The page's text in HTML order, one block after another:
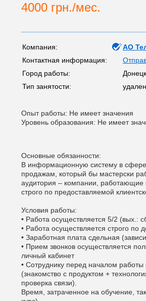
4000 грн./мес.
Компания:
АО
Контактная информация:
Город работы:
Тип занятости:
Опыт работы: Не имеет значения
Уровень образования: Не имеет
Основные обязанности:
В информационную систему в
продажам, который бы мастерски
аудитория – компании,
строго по предоставляемой
Условия работы:
• Работа осуществляется 5/2 (вых.:
• Работа осуществляется строго по
• Заработная плата сдельная
• Прием звонков осуществляется
личный кабинет
• Сотруднику перед началом
(знакомство с продуктом +
проверка связи).
Время, затраченное на обучение,